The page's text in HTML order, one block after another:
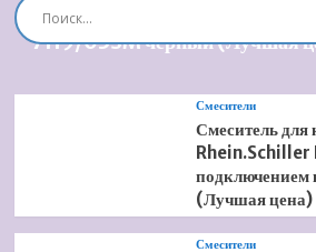
Душевая система
7119/03SM черный (Лучшая
Смесители
Смеситель для
Rhein.Schiller
подключением
(Лучшая цена)
Смесители